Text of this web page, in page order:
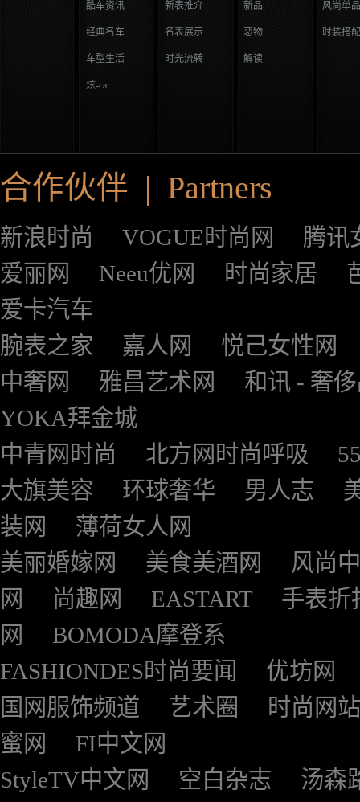
酷车资讯
经典名车
车型生活
炫-car
新表推介
名表展示
时光流转
新品
恋物
解读
风尚单品
时装搭配
合作伙伴 | Partners
新浪时尚 VOGUE时尚网
腾讯
爱丽网
Neeu优网 时尚家居
爱卡汽车
腕表之家
嘉人网
悦己女性网
中奢网
雅昌艺术网
和讯 - 奢
YOKA拜金城
中青网时尚
北方网时尚呼吸
大旗美容
环球奢华 男人志
装网
薄荷女人网
美丽婚嫁网
美食美酒网
风尚
网
尚趣网 EASTART
手表折
网
BOMODA摩登系
FASHIONDES时尚要闻
优坊网
国网服饰频道
艺术圈
时尚网站
蜜网
FI中文网
StyleTV中文网
空白杂志
汤森